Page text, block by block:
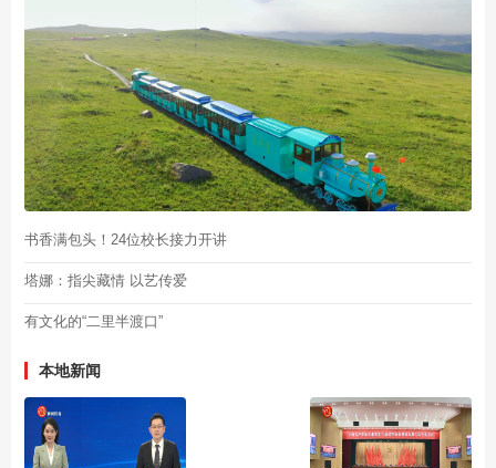
书香满包头！24位校长接力开讲
塔娜：指尖藏情 以艺传爱
有文化的“二里半渡口”
本地新闻